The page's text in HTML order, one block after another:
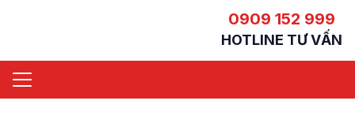
0909 152 999
HOTLINE TƯ VẤN